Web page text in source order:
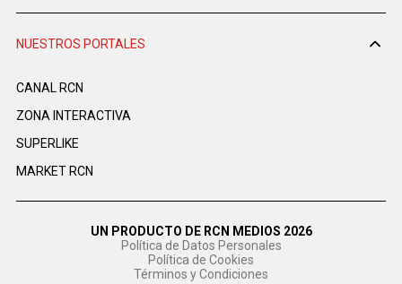
NUESTROS PORTALES
CANAL RCN
ZONA INTERACTIVA
SUPERLIKE
MARKET RCN
UN PRODUCTO DE RCN MEDIOS 2026
Política de Datos Personales
Política de Cookies
Términos y Condiciones